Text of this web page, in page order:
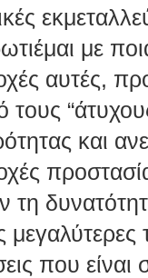
με
αυτές,
και
που είναι